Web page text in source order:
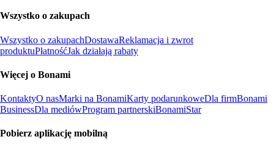
Wszystko o zakupach
Wszystko o zakupachDostawaReklamacja i zwrot
produktuPłatnośćJak działają rabaty
Więcej o Bonami
KontaktyO nasMarki na BonamiKarty podarunkoweDla firmBonami
BusinessDla mediówProgram partnerskiBonamiStar
Pobierz aplikację mobilną